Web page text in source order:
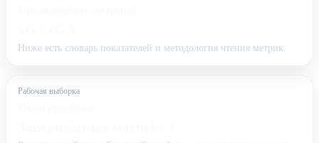
Ниже есть словарь показателей и методология чтения метрик.
Рабочая выборка